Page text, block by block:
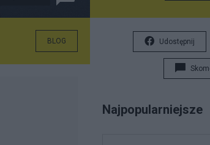
BLOG Udostępnij
Najpopularniejsze